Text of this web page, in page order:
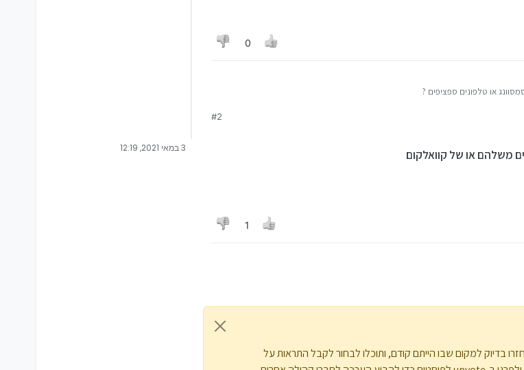
0
#2
1
בדיוק למקום שבו הייתם קודם, ותוכלו לבחור לקבל התראות על
3 במאי 2021, 12:19